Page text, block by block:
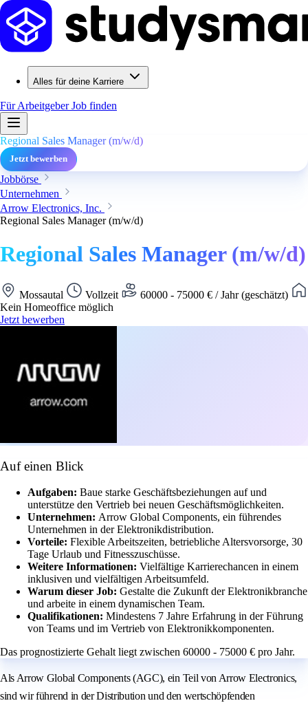
Alles für deine Karriere
Für ArbeitgeberJob finden
Regional Sales Manager (m/w/d)
Jetzt bewerben
Jobbörse
Unternehmen
Arrow Electronics, Inc.
Regional Sales Manager (m/w/d)
Regional Sales Manager (m/w/d)
Mossautal Vollzeit
60000 - 75000 € / Jahr (geschätzt)
Kein Homeoffice möglich
Jetzt bewerben
Auf einen Blick
Aufgaben: Baue starke Geschäftsbeziehungen auf und
unterstütze den Vertrieb bei neuen Geschäftsmöglichkeiten.
Unternehmen: Arrow Global Components, ein führendes
Unternehmen in der Elektronikdistribution.
Vorteile: Flexible Arbeitszeiten, betriebliche Altersvorsorge, 30
Tage Urlaub und Fitnesszuschüsse.
Weitere Informationen: Vielfältige Karrierechancen in einem
inklusiven und vielfältigen Arbeitsumfeld.
Warum dieser Job: Gestalte die Zukunft der Elektronikbranche
und arbeite in einem dynamischen Team.
Qualifikationen: Mindestens 7 Jahre Erfahrung in der Führung
von Teams und im Vertrieb von Elektronikkomponenten.
Das prognostizierte Gehalt liegt zwischen 60000 - 75000 € pro Jahr.
Als Arrow Global Components (AGC), ein Teil von Arrow Electronics,
sind wir führend in der Distribution und den wertschöpfenden